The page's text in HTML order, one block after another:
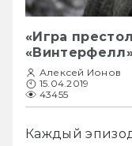
«Игра
Алексей Ионов
15.04.2019
43455
Каждый